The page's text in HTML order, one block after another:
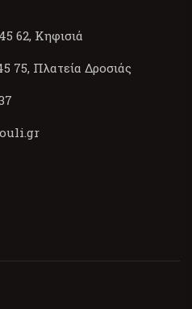
62, Κηφισιά
75, Πλατεία Δροσιάς